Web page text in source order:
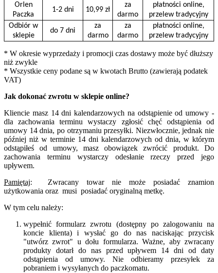
Orlen
Paczka
1-2 dni 10,99 zł
za
darmo
płatności online,
przelew tradycyjny
Odbiór w
sklepie
do 7 dni
za
darmo
za
darmo
płatności online,
przelew tradycyjny
* W okresie wyprzedaży i promocji czas dostawy może być dłuższy
niż zwykle
* Wszystkie ceny podane są w kwotach Brutto (zawierają podatek
VAT)
Jak dokonać zwrotu w sklepie online?
Kliencie masz 14 dni kalendarzowych na odstąpienie od umowy -
dla zachowania terminu wystaczy zgłosić chęć odstąpienia od
umowy 14 dnia, po otrzymaniu przesyłki. Niezwłocznie, jednak nie
później niż w terminie 14 dni kalendarzowych od dnia, w którym
odstąpiłeś od umowy, masz obowiązek zwrócić produkt. Do
zachowania terminu wystarczy odesłanie rzeczy przed jego
upływem.
Pamiętaj: Zwracany towar nie może posiadać znamion
użytkowania oraz musi posiadać oryginalną metkę.
W tym celu należy:
wypełnić formularz zwrotu (dostępny po zalogowaniu na
koncie klienta) i wysłać go do nas naciskając przycisk
"utwórz zwrot" u dołu formularza. Ważne, aby zwracany
produkty dotarł do nas przed upływem 14 dni od daty
odstąpienia od umowy. Nie odbieramy przesyłek za
pobraniem i wysyłanych do paczkomatu.